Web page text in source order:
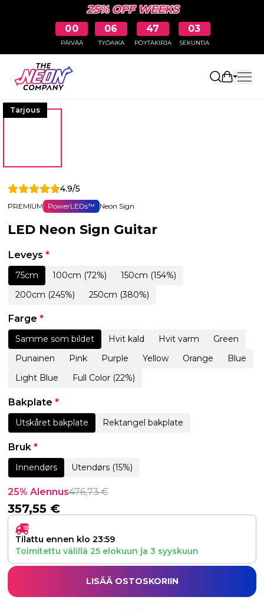
25% OFF WEEKS
00
PÄIVÄÄ
06
TYÖAIKA
47
PÖYTÄKIRJA
03
SEKUNTIA
Avaa
Tarjous
4.9/5
PREMIUM PowerLEDs™ Neon Sign
LED Neon Sign Guitar
Leveys *
75cm 100cm (72%)
150cm (154%)
200cm (245%)
250cm (380%)
Farge *
Samme som bildet Hvit kald Hvit varm
Green
Punainen
Pink Purple Yellow Orange
Blue
Light Blue
Full Color (22%)
Bakplate *
Utskåret bakplate Rektangel bakplate
Bruk *
Innendørs Utendørs (15%)
25% Alennus476,73€
357,55 €
Tilattu ennen klo 23:59
Toimitettu välillä 25 elokuun ja 3 syyskuun
LISÄÄ OSTOSKORIIN